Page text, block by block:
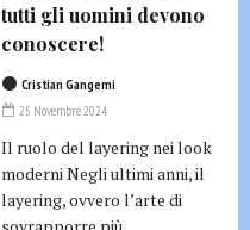
tutti gli uomini devono
conoscere!
Cristian Gangemi
25 Novembre 2024
Il ruolo del layering nei look
moderni Negli ultimi anni, il
layering, ovvero l’arte di